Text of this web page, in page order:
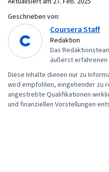
Engineering
KI, Schnelles
Branding,
Management,
Geschrieben von:
Coursera Staff
Redaktion
Das
äußerst
Diese Inhalte dienen nur zu
wird empfohlen, eingehender zu
angestrebte Qualifikationen
und finanziellen Vorstellungen